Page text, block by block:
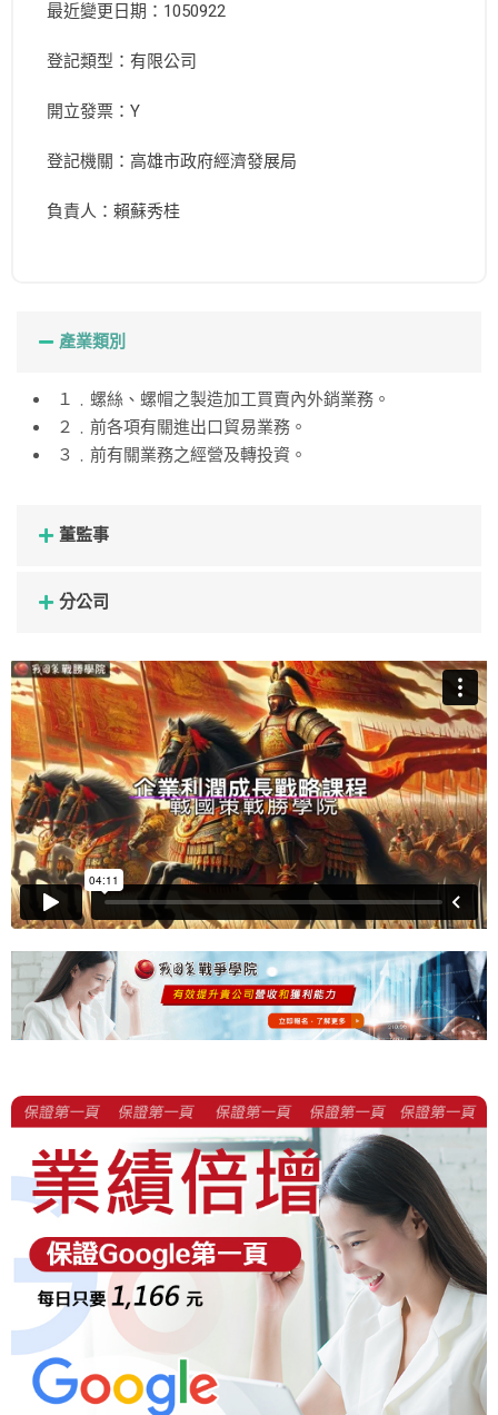
最近變更日期：1050922
登記類型：有限公司
開立發票：Y
登記機關：高雄市政府經濟發展局
負責人：賴蘇秀桂
產業類別
１﹒螺絲、螺帽之製造加工買賣內外銷業務。
２﹒前各項有關進出口貿易業務。
３﹒前有關業務之經營及轉投資。
董監事
分公司